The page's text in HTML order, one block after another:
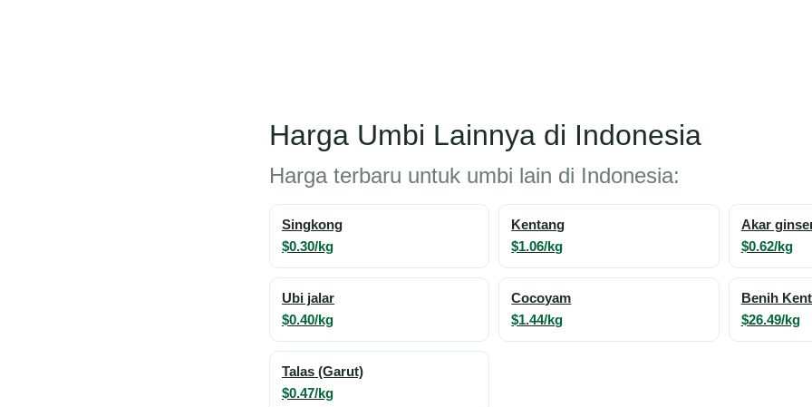
Harga Umbi Lainnya di Indonesia
Harga terbaru untuk umbi lain di Indonesia:
Singkong
$0.30/kg
Kentang
$1.06/kg
Akar
$0.62/kg
Ubi jalar
$0.40/kg
Cocoyam
$1.44/kg
Benih
$26.49/kg
Talas (Garut)
$0.47/kg